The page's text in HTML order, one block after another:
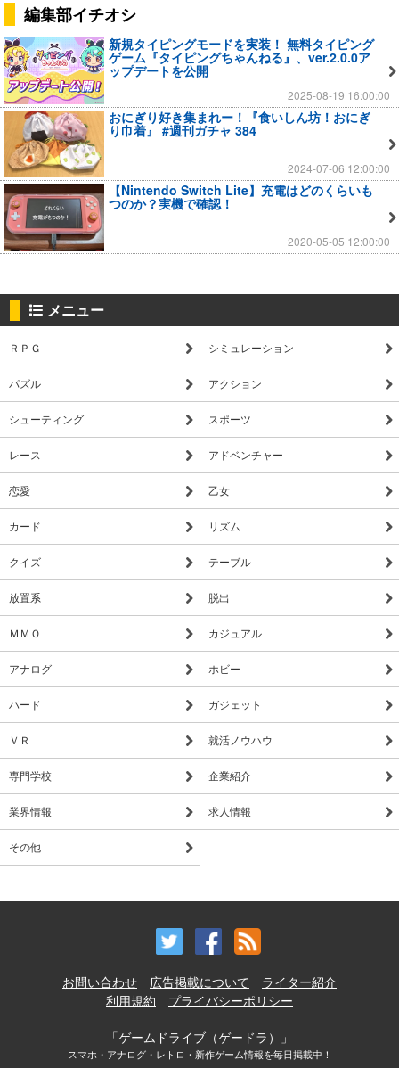
編集部イチオシ
新規タイピングモードを実装！ 無料タイピング
ゲーム『タイピングちゃんねる』、ver.2.0.0ア
ップデートを公開
2025-08-19 16:00:00
おにぎり好き集まれー！『食いしん坊！おにぎ
り巾着』 #週刊ガチャ 384
2024-07-06 12:00:00
【Nintendo Switch Lite】充電はどのくらいも
つのか？実機で確認！
2020-05-05 12:00:00
メニュー
ＲＰＧ シミュレーション
パズル アクション
シューティング スポーツ
レース アドベンチャー
恋愛 乙女
カード リズム
クイズ テーブル
放置系 脱出
ＭＭＯ カジュアル
アナログ ホビー
ハード ガジェット
ＶＲ 就活ノウハウ
専門学校 企業紹介
業界情報 求人情報
その他
お問い合わせ 広告掲載について
ライター紹介
利用規約
プライバシーポリシー
「ゲームドライブ（ゲードラ）」
スマホ・アナログ・レトロ・新作ゲーム情報を毎日掲載中！